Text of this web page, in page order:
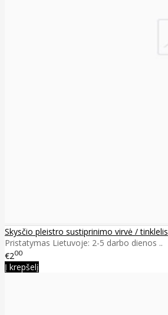
Skysčio pleistro sustiprinimo virvė / tinklelis
Pristatymas Lietuvoje: 2-5 darbo dienos ..
€200
Į krepšelį